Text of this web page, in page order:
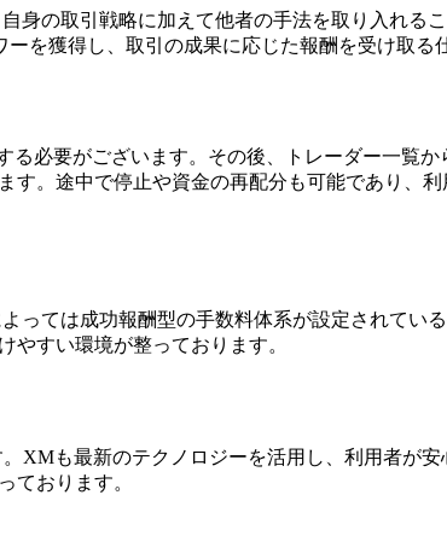
身の取引戦略に加えて他者の手法を取り入れる
を獲得し、取引の成果に応じた報酬を受け取る
必要がございます。その後、トレーダー一覧
。途中で停止や資金の再配分も可能であり、
っては成功報酬型の手数料体系が設定されてい
すい環境が整っております。
XMも最新のテクノロジーを活用し、利用者が
ております。